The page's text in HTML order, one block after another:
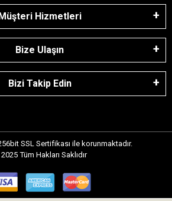
Hizmetleri
Bize Ulaşın
Bizi Takip Edin
SSL Sertifikası ile korunmaktadır.
Tüm Hakları Saklıdır